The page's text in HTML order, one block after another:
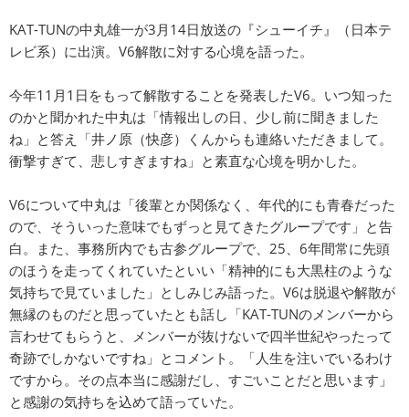
KAT-TUNの中丸雄一が3月14日放送の『シューイチ』（日本テ
レビ系）に出演。V6解散に対する心境を語った。
今年11月1日をもって解散することを発表したV6。いつ知った
のかと聞かれた中丸は「情報出しの日、少し前に聞きました
ね」と答え「井ノ原（快彦）くんからも連絡いただきまして。
衝撃すぎて、悲しすぎますね」と素直な心境を明かした。
V6について中丸は「後輩とか関係なく、年代的にも青春だった
ので、そういった意味でもずっと見てきたグループです」と告
白。また、事務所内でも古参グループで、25、6年間常に先頭
のほうを走ってくれていたといい「精神的にも大黒柱のような
気持ちで見ていました」としみじみ語った。V6は脱退や解散が
無縁のものだと思っていたとも話し「KAT-TUNのメンバーから
言わせてもらうと、メンバーが抜けないで四半世紀やったって
奇跡でしかないですね」とコメント。「人生を注いでいるわけ
ですから。その点本当に感謝だし、すごいことだと思います」
と感謝の気持ちを込めて語っていた。